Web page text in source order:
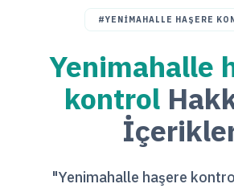
#YENIMAHALLE HAŞERE
Yenimahalle
kontrol
"Yenimahalle haşere